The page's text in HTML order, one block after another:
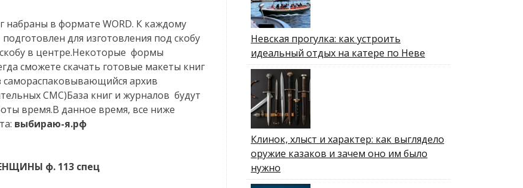
набраны в формате WORD. К каждому
для изготовления под скобу
в центре.Некоторые формы
сможете скачать готовые макеты книг
самораспаковывающийся архив
СМС)База книг и журналов будут
время.В данное время, все ниже
выбираю-я.рф
ф. 113 спец
Невская прогулка: как устроить
идеальный отдых на катере по Неве
Клинок, хлыст и характер: как выглядело
оружие казаков и зачем оно им было
нужно